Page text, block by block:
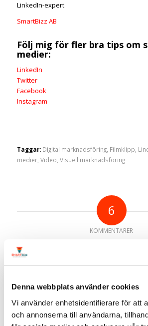
Denna webbplats använder cookies
Vi använder enhetsidentifierare för att
och annonserna till användarna,
LinkedIn-expert
SmartBizz AB
Följ mig för fler bra tips om
medier:
LinkedIn
Twitter
Facebook
Instagram
Taggar: Digital marknadsföring, Filmklipp,
medier, Video, Visuell marknadsföring
6
KOMMENTARER
Vi på Västerås stad har
är ett bra sätt att skapa bra
innehåll på. Men jag förstår